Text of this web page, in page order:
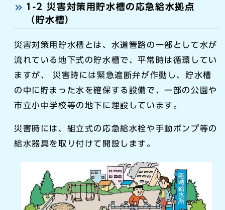
1-2 災害対策用貯水槽の応急給水拠点
（貯水槽）
災害対策用貯水槽とは、水道管路の一部として水が
流れている地下式の貯水槽で、平常時は循環してい
ますが、 災害時には緊急遮断弁が作動し、貯水槽
の中に貯まった水を確保する設備で、一部の公園や
市立小中学校等の地下に埋設しています。
災害時には、組立式の応急給水栓や手動ポンプ等の
給水器具を取り付けて開設します。